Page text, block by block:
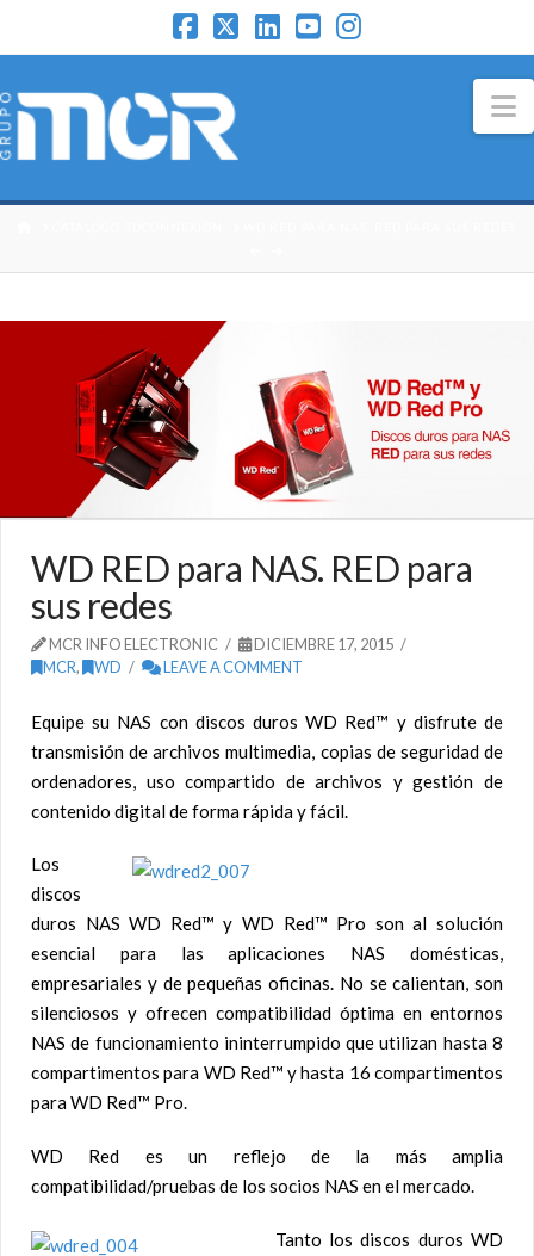
WD RED para NAS. RED para
sus redes
MCR INFO ELECTRONIC
DICIEMBRE 17, 2015
MCR, WD LEAVE A COMMENT
Equipe su NAS con discos duros WD Red™ y disfrute de
transmisión de archivos multimedia, copias de seguridad de
ordenadores, uso compartido de archivos y gestión de
contenido digital de forma rápida y fácil.
Los
discos
duros NAS WD Red™ y WD Red™ Pro son al solución
esencial para las aplicaciones NAS domésticas,
empresariales y de pequeñas oficinas. No se calientan, son
silenciosos y ofrecen compatibilidad óptima en entornos
NAS de funcionamiento ininterrumpido que utilizan hasta 8
compartimentos para WD Red™ y hasta 16 compartimentos
para WD Red™ Pro.
WD Red es un reflejo de la más amplia
compatibilidad/pruebas de los socios NAS en el mercado.
Tanto los discos duros WD